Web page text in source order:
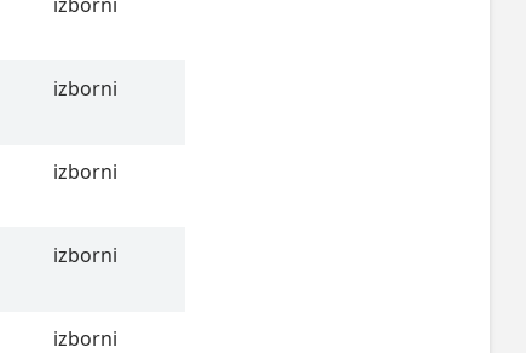
izborni
izborni
izborni
izborni